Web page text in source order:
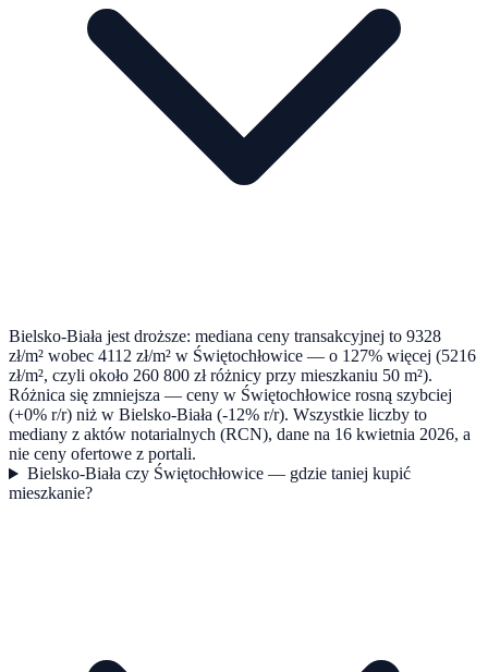
Bielsko-Biała jest droższe: mediana ceny transakcyjnej to 9328
zł/m² wobec 4112 zł/m² w Świętochłowice — o 127% więcej (5216
zł/m², czyli około 260 800 zł różnicy przy mieszkaniu 50 m²).
Różnica się zmniejsza — ceny w Świętochłowice rosną szybciej
(+0% r/r) niż w Bielsko-Biała (-12% r/r). Wszystkie liczby to
mediany z aktów notarialnych (RCN), dane na 16 kwietnia 2026, a
nie ceny ofertowe z portali.
Bielsko-Biała czy Świętochłowice — gdzie taniej kupić
mieszkanie?